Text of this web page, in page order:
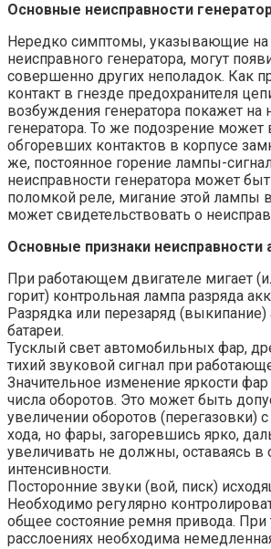
Основные неисправности
Нередко симптомы, указывающие на
неисправного генератора, могут
совершенно других неполадок. Как
контакт в гнезде предохранителя
возбуждения генератора покажет на
генератора. То же подозрение может
обгоревших контактов в корпусе
же, постоянное горение лампы-
неисправности генератора может
поломкой реле, мигание этой лампы
может свидетельствовать о
Основные признаки неисправности
При работающем двигателе мигает
горит) контрольная лампа разряда
Разрядка или перезаряд (выкипание)
батареи.
Тусклый свет автомобильных фар,
тихий звуковой сигнал при
Значительное изменение яркости
числа оборотов. Это может быть
увеличении оборотов (перегазовки)
хода, но фары, загоревшись ярко,
увеличивать не должны, оставаясь в
интенсивности.
Посторонние звуки (вой, писк)
Необходимо регулярно
общее состояние ремня привода. При
расслоениях необходима